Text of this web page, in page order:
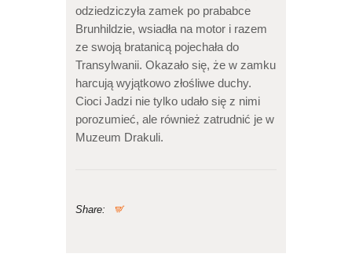
odziedziczyła zamek po prababce
Brunhildzie, wsiadła na motor i razem
ze swoją bratanicą pojechała do
Transylwanii. Okazało się, że w zamku
harcują wyjątkowo złośliwe duchy.
Cioci Jadzi nie tylko udało się z nimi
porozumieć, ale również zatrudnić je w
Muzeum Drakuli.
Share: